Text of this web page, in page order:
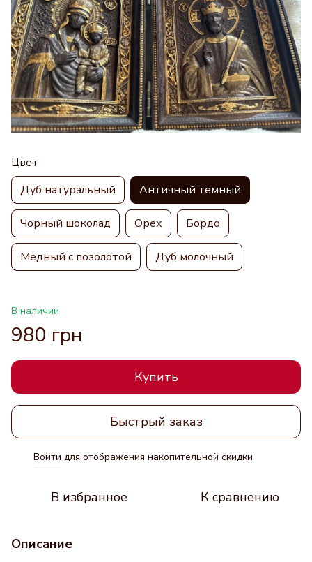
Цвет
Дуб натуральный Античный темный
Чорный шоколад Орех Бордо
Медный с позолотой Дуб молочный
В наличии
980 грн
Купить
Быстрый заказ
Войти для отображения накопительной скидки
В избранное К сравнению
Описание